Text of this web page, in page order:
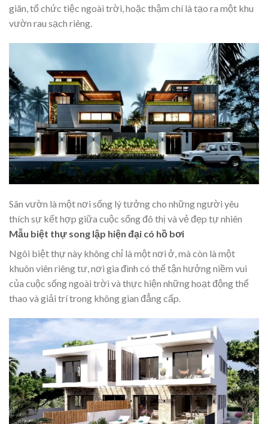
giãn, tổ chức tiệc ngoài trời, hoặc thậm chí là tạo ra một khu
vườn rau sạch riêng.
Sân vườn là một nơi sống lý tưởng cho những người yêu
thích sự kết hợp giữa cuộc sống đô thị và vẻ đẹp tự nhiên
Mẫu biệt thự song lập hiện đại có hồ bơi
Ngôi biệt thự này không chỉ là một nơi ở, mà còn là một
khuôn viên riêng tư, nơi gia đình có thể tận hưởng niềm vui
của cuộc sống ngoài trời và thực hiện những hoạt động thể
thao và giải trí trong không gian đẳng cấp.